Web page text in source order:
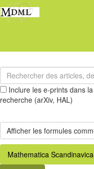
Inclure les e-prints dans la
recherche (arXiv, HAL)
Mathematica Scandinavica